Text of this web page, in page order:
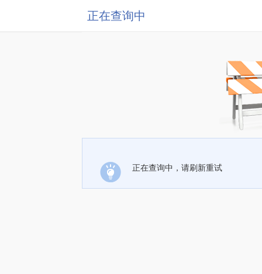
正在查询中
正在查询中，请刷新重试